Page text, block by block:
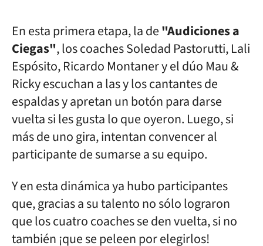
En esta primera etapa, la de"Audiciones a
Ciegas", los coaches Soledad Pastorutti, Lali
Espósito, Ricardo Montaner y el dúo Mau &
Ricky escuchan a las y los cantantes de
espaldas y apretan un botón para darse
vuelta si les gusta lo que oyeron. Luego, si
más de uno gira, intentan convencer al
participante de sumarse a su equipo.
Y en esta dinámica ya hubo participantes
que, gracias a su talento no sólo lograron
que los cuatro coaches se den vuelta, si no
también ¡que se peleen por elegirlos!